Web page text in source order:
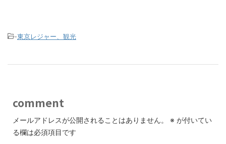
-東京レジャー、観光
comment
メールアドレスが公開されることはありません。 ※ が付いてい
る欄は必須項目です